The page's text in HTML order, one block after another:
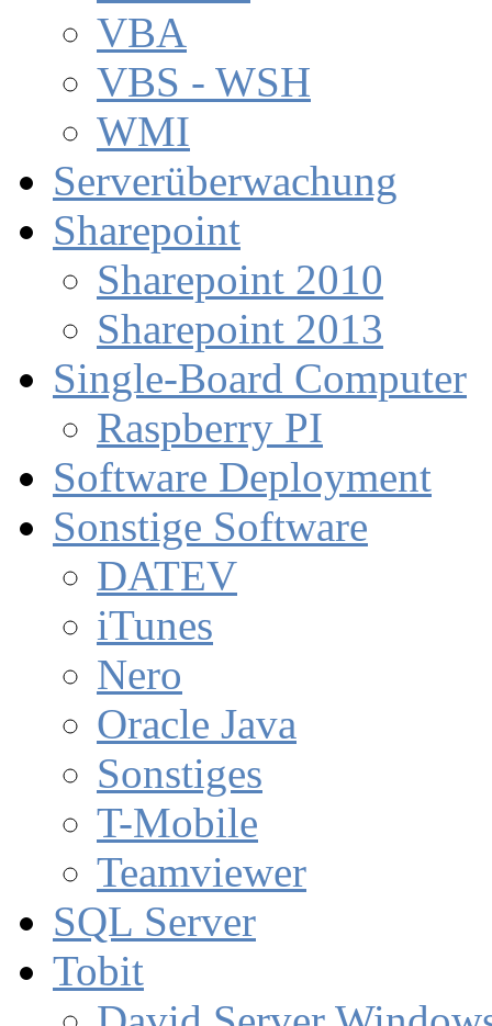
VBA
VBS - WSH
WMI
Serverüberwachung
Sharepoint
Sharepoint 2010
Sharepoint 2013
Single-Board Computer
Raspberry PI
Software Deployment
Sonstige Software
DATEV
iTunes
Nero
Oracle Java
Sonstiges
T-Mobile
Teamviewer
SQL Server
Tobit